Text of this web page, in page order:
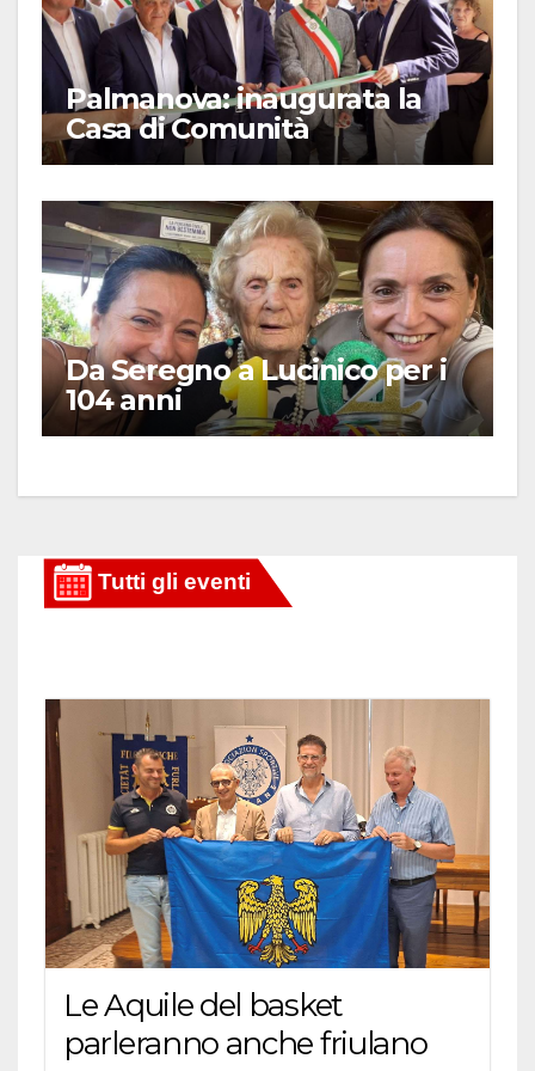
Palmanova: inaugurata la
Casa di Comunità
Da Seregno a Lucinico per i
104 anni
Le Aquile del basket
parleranno anche friulano